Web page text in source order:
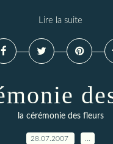
Lire la suite
la cérémonie des fleurs
28.07.2007